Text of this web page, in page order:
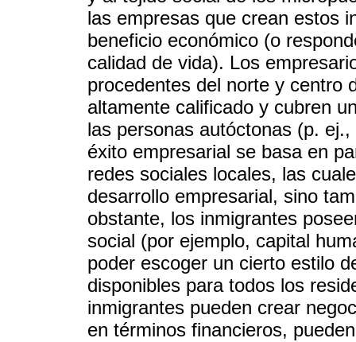
las empresas que crean estos
beneficio económico (o
calidad de vida). Los
procedentes del norte y centro
altamente calificado y cubren
las personas autóctonas (p.
éxito empresarial se basa en
redes sociales locales, las
desarrollo empresarial, sino
obstante, los inmigrantes
social (por ejemplo, capital
poder escoger un cierto estilo
disponibles para todos los
inmigrantes pueden crear
en términos financieros,